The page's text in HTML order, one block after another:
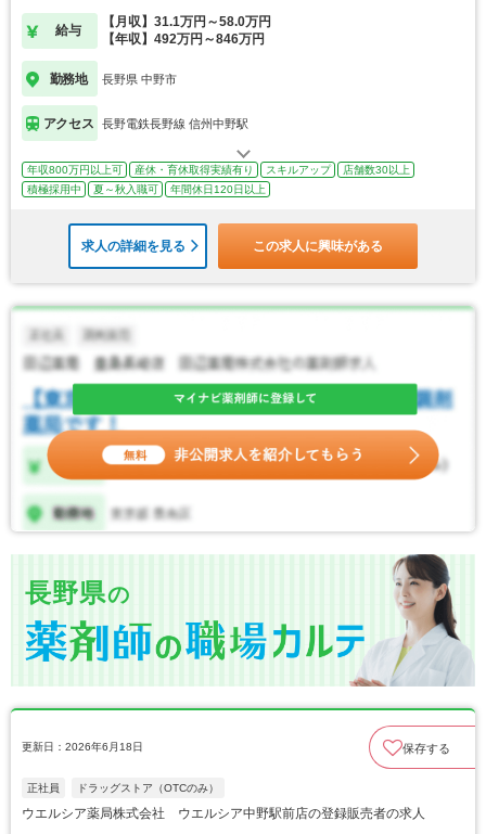
給与
【月収】31.1万円～58.0万円
【年収】492万円～846万円
勤務地 長野県 中野市
アクセス 長野電鉄長野線 信州中野駅
年収800万円以上可 産休・育休取得実績有り スキルアップ
店舗数30以上
積極採用中
夏～秋入職可 年間休日120日以上
求人の詳細を見る この求人に興味がある
長野県の
更新日：2026年6月18日 保存する
正社員 ドラッグストア（OTCのみ）
ウエルシア薬局株式会社 ウエルシア中野駅前店の登録販売者の求人